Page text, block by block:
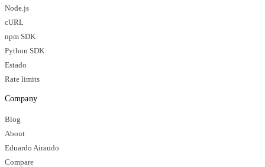
Node.js
cURL
npm SDK
Python SDK
Estado
Rate limits
Company
Blog
About
Eduardo Airaudo
Compare